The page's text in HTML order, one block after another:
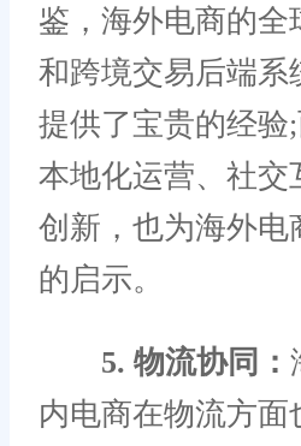
鉴，海外电商的全
和跨境交易后端系
提供了宝贵的经验
本地化运营、社交
创新，也为海外电
的启示。
5. 物流协同：
内电商在物流方面